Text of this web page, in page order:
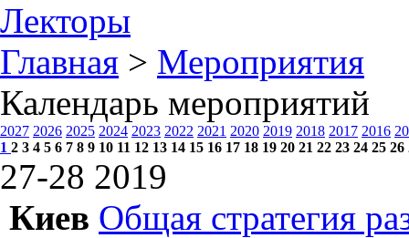
Лекторы
Главная > Мероприятия
Календарь мероприятий
2027 2026 2025 2024 2023 2022 2021 2020 2019 2018 2017 2016
1 2 3 4 5 6 7 8 9 10 11 12 13 14 15 16 17 18 19 20 21 22 23 24 25 26
27-28 2019
Киев Общая стратегия